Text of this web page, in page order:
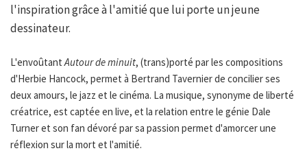
l'inspiration grâce à l'amitié que lui porte un jeune
dessinateur.
L'envoûtantAutour de minuit, (trans)porté par les compositions
d'Herbie Hancock, permet à Bertrand Tavernier de concilier ses
deux amours, le jazz et le cinéma. La musique, synonyme de liberté
créatrice, est captée en live, et la relation entre le génie Dale
Turner et son fan dévoré par sa passion permet d'amorcer une
réflexion sur la mort et l'amitié.